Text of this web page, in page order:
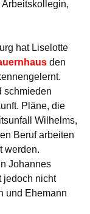
hat Liselotte
den
schmieden
Pläne, die
Wilhelms,
Beruf arbeiten
werden.
Johannes
jedoch nicht
und Ehemann